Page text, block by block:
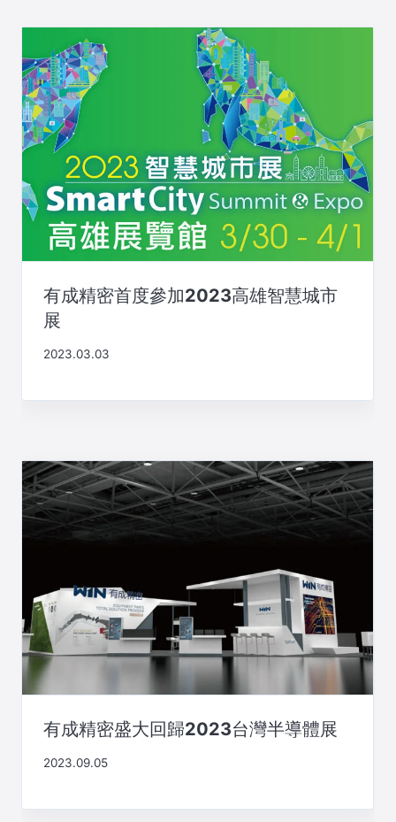
有成精密首度參加2023高雄智慧城市
展
2023.03.03
有成精密盛大回歸2023台灣半導體展
2023.09.05